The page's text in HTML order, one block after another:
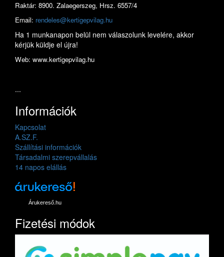
Raktár: 8900. Zalaegerszeg, Hrsz. 6557/4
Email: rendeles@kertigepvilag.hu
Ha 1 munkanapon belül nem válaszolunk levelére, akkor
kérjük küldje el újra!
Web: www.kertigepvilag.hu
...
Információk
Kapcsolat
A.SZ.F.
Szállítási információk
Társadalmi szerepvállalás
14 napos elállás
Árukereső.hu
Fizetési módok